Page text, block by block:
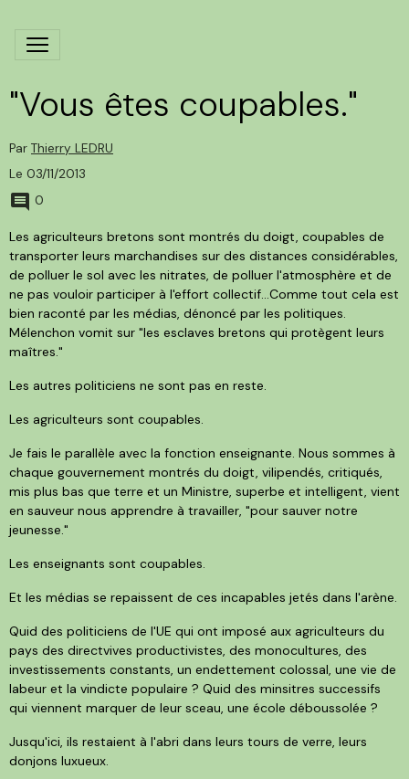
"Vous êtes coupables."
Par Thierry LEDRU
Le 03/11/2013
0
Les agriculteurs bretons sont montrés du doigt, coupables de
transporter leurs marchandises sur des distances considérables,
de polluer le sol avec les nitrates, de polluer l'atmosphère et de
ne pas vouloir participer à l'effort collectif...Comme tout cela est
bien raconté par les médias, dénoncé par les politiques.
Mélenchon vomit sur "les esclaves bretons qui protègent leurs
maîtres."
Les autres politiciens ne sont pas en reste.
Les agriculteurs sont coupables.
Je fais le parallèle avec la fonction enseignante. Nous sommes à
chaque gouvernement montrés du doigt, vilipendés, critiqués,
mis plus bas que terre et un Ministre, superbe et intelligent, vient
en sauveur nous apprendre à travailler, "pour sauver notre
jeunesse."
Les enseignants sont coupables.
Et les médias se repaissent de ces incapables jetés dans l'arène.
Quid des politiciens de l'UE qui ont imposé aux agriculteurs du
pays des directvives productivistes, des monocultures, des
investissements constants, un endettement colossal, une vie de
labeur et la vindicte populaire ? Quid des minsitres successifs
qui viennent marquer de leur sceau, une école déboussolée ?
Jusqu'ici, ils restaient à l'abri dans leurs tours de verre, leurs
donjons luxueux.